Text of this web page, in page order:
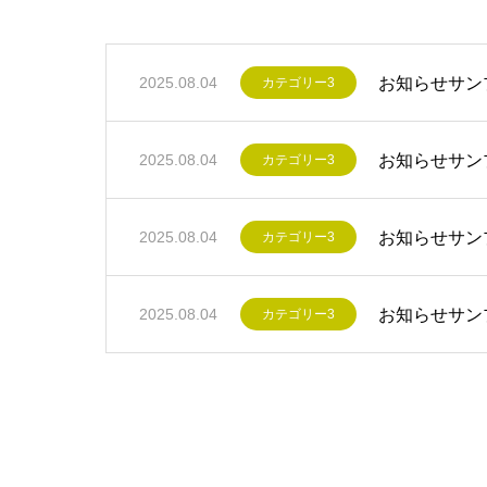
2025.08.04 カテゴリー3 お知らせサン
2025.08.04 カテゴリー3 お知らせサン
2025.08.04 カテゴリー3 お知らせサン
2025.08.04 カテゴリー3 お知らせサン